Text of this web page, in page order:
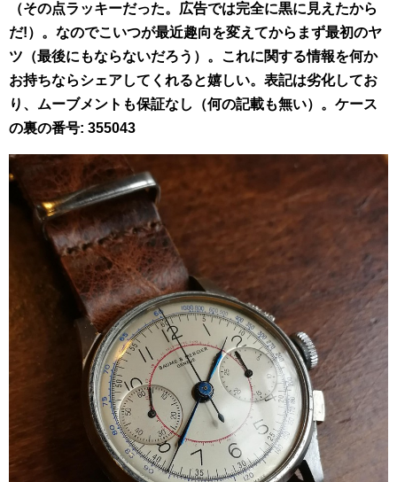
（その点ラッキーだった。広告では完全に黒に見えたから
だ!）。なのでこいつが最近趣向を変えてからまず最初のヤ
ツ（最後にもならないだろう）。これに関する情報を何か
お持ちならシェアしてくれると嬉しい。表記は劣化してお
り、ムーブメントも保証なし（何の記載も無い）。ケース
の裏の番号: 355043